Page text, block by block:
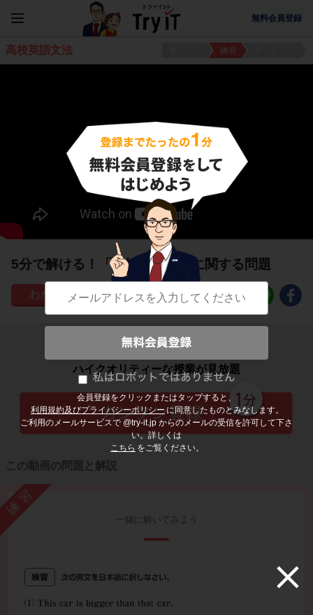
無料会員登録
会員登録をクリックまたはタップすると、
利用規約及びプライバシーポリシー に同意したものとみなします。
ご利用のメールサービスで @try-it.jp からのメールの受信を許可して下さ
い。詳しくは
こちら をご覧ください。
高校英語文法 練習
5分で解ける！「比較」とは？に関する問題
57
子どもの勉強から大人の学び直しまで
ハイクオリティーな授業が見放題
この動画の問題と解説
練習
一緒に解いてみよう